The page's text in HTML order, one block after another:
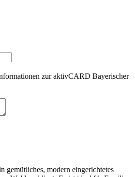
zur aktivCARD Bayerischer
gemütliches, modern eingerichtetes